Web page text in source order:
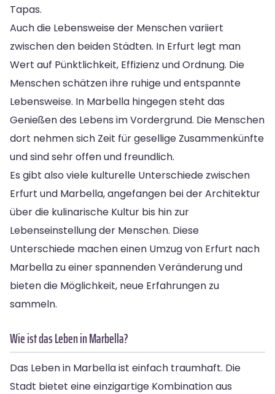
Tapas.
Auch die Lebensweise der Menschen variiert
zwischen den beiden Städten. In Erfurt legt man
Wert auf Pünktlichkeit, Effizienz und Ordnung. Die
Menschen schätzen ihre ruhige und entspannte
Lebensweise. In Marbella hingegen steht das
Genießen des Lebens im Vordergrund. Die Menschen
dort nehmen sich Zeit für gesellige Zusammenkünfte
und sind sehr offen und freundlich.
Es gibt also viele kulturelle Unterschiede zwischen
Erfurt und Marbella, angefangen bei der Architektur
über die kulinarische Kultur bis hin zur
Lebenseinstellung der Menschen. Diese
Unterschiede machen einen Umzug von Erfurt nach
Marbella zu einer spannenden Veränderung und
bieten die Möglichkeit, neue Erfahrungen zu
sammeln.
Wie ist das Leben in Marbella?
Das Leben in Marbella ist einfach traumhaft. Die
Stadt bietet eine einzigartige Kombination aus